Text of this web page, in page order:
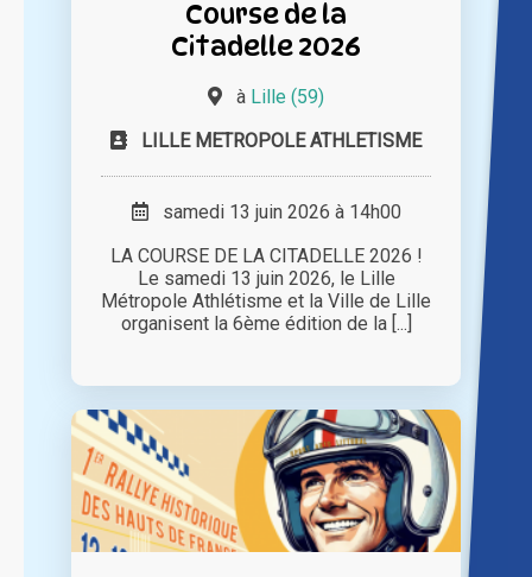
Course de la
Citadelle 2026
à Lille (59)
LILLE METROPOLE ATHLETISME
samedi 13 juin 2026 à 14h00
LA COURSE DE LA CITADELLE 2026 !
Le samedi 13 juin 2026, le Lille
Métropole Athlétisme et la Ville de Lille
organisent la 6ème édition de la [...]